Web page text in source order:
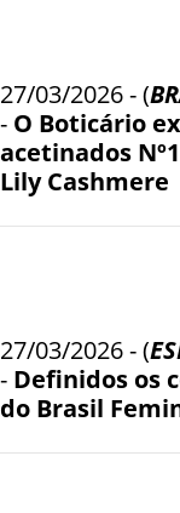
27/03/2026 - (
- O Boticário
acetinados
Lily Cashmere
27/03/2026 - (
- Definidos os
do Brasil